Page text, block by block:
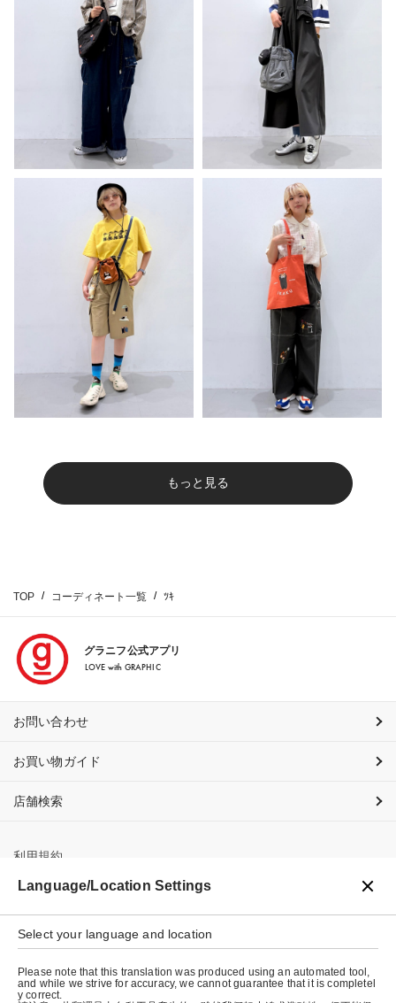
もっと見る
TOP コーディネート一覧 ﾂｷ
グラニフ公式アプリ
LOVE with GRAPHIC
お問い合わせ
お買い物ガイド
店舗検索
利用規約
プライバシーポリシー
特定商取引法に基づく表示
会社概要
Language/Location Settings
Select your language and location
Please note that this translation was produced using an automated tool,
and while we strive for accuracy, we cannot guarantee that it is completel
y correct.